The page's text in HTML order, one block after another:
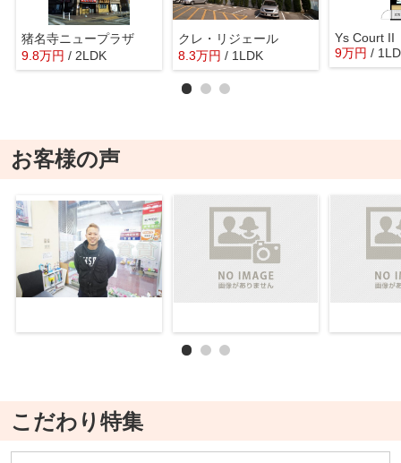
猪名寺ニュープラザ
9.8万円 / 2LDK
クレ・リジェール
8.3万円 / 1LDK
Ys Court II
9万円 /
お客様の声
こだわり特集